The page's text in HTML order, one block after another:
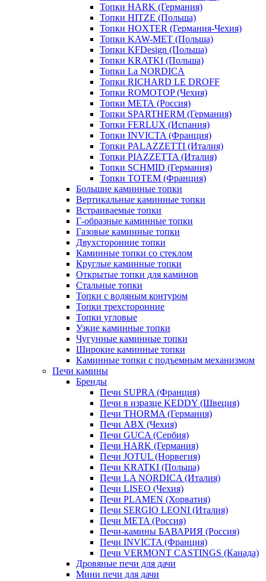
Топки HARK (Германия)
Топки HITZE (Польша)
Топки HOXTER (Германия-Чехия)
Топки KAW-MET (Польша)
Топки KFDesign (Польша)
Топки KRATKI (Польша)
Топки La NORDICA
Топки RICHARD LE DROFF
Топки ROMOTOP (Чехия)
Топки МЕТА (Россия)
Топки SPARTHERM (Германия)
Топки FERLUX (Испания)
Топки INVICTA (Франция)
Топки PALAZZETTI (Италия)
Топки PIAZZETTA (Италия)
Топки SCHMID (Германия)
Топки TOTEM (Франция)
Большие каминные топки
Вертикальные каминные топки
Встраиваемые топки
Г-образные каминные топки
Газовые каминные топки
Двухсторонние топки
Каминные топки со стеклом
Круглые каминные топки
Открытые топки для каминов
Стальные топки
Топки с водяным контуром
Топки трехсторонние
Топки угловые
Узкие каминные топки
Чугунные каминные топки
Широкие каминные топки
Каминные топки с подъемным механизмом
Печи камины
Бренды
Печи SUPRA (Франция)
Печи в изразце KEDDY (Швеция)
Печи THORMA (Германия)
Печи ABX (Чехия)
Печи GUCA (Сербия)
Печи HARK (Германия)
Печи JOTUL (Норвегия)
Печи KRATKI (Польша)
Печи LA NORDICA (Италия)
Печи LISEO (Чехия)
Печи PLAMEN (Хорватия)
Печи SERGIO LEONI (Италия)
Печи META (Россия)
Печи-камины БАВАРИЯ (Россия)
Печи INVICTA (Франция)
Печи VERMONT CASTINGS (Канада)
Дровяные печи для дачи
Мини печи для дачи